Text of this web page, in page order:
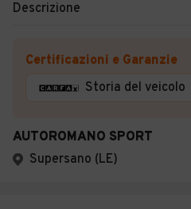
Descrizione
Certificazioni e Garanzie
Storia del veicolo
AUTOROMANO SPORT
Supersano (LE)